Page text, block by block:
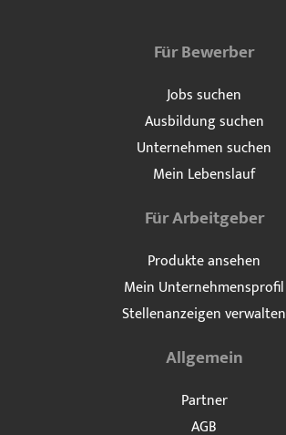
Für Bewerber
Jobs suchen
Ausbildung suchen
Unternehmen suchen
Mein Lebenslauf
Für Arbeitgeber
Produkte ansehen
Mein Unternehmensprofil
Stellenanzeigen verwalten
Allgemein
Partner
AGB